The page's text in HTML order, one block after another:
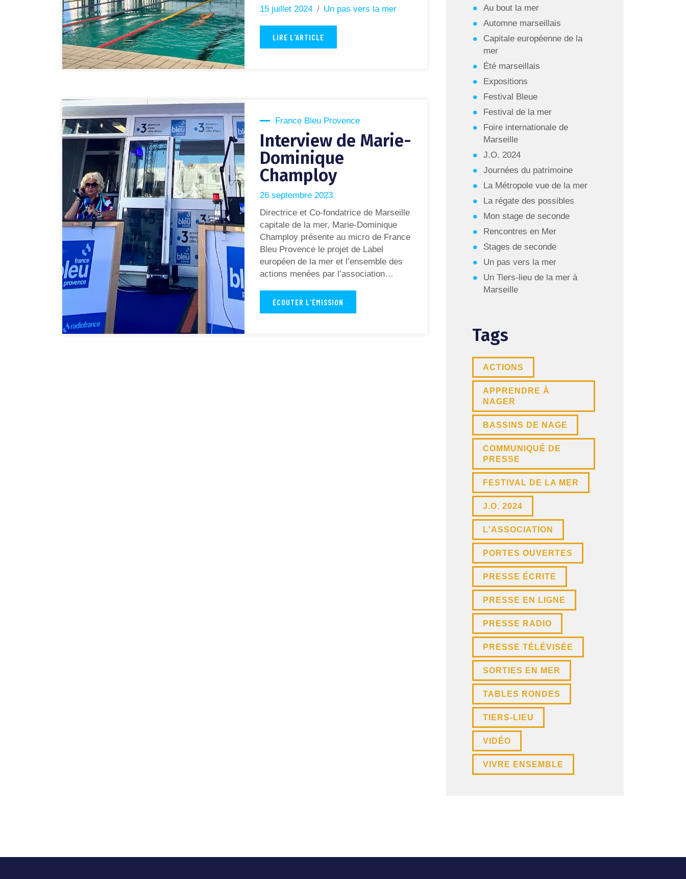
15 juillet 2024 Un pas vers la mer
LIRE L'ARTICLE
France Bleu Provence
Interview de Marie-
Dominique
Champloy
26 septembre 2023
Directrice et Co-fondatrice de Marseille
capitale de la mer, Marie-Dominique
Champloy présente au micro de France
Bleu Provence le projet de Label
européen de la mer et l’ensemble des
actions menées par l’association…
ÉCOUTER L'ÉMISSION
Au bout la mer
Automne marseillais
Capitale européenne de la
mer
Été marseillais
Expositions
Festival Bleue
Festival de la mer
Foire internationale de
Marseille
J.O. 2024
Journées du patrimoine
La Métropole vue de la mer
La régate des possibles
Mon stage de seconde
Rencontres en Mer
Stages de seconde
Un pas vers la mer
Un Tiers-lieu de la mer à
Marseille
Tags
ACTIONS
APPRENDRE À
NAGER
BASSINS DE NAGE
COMMUNIQUÉ DE
PRESSE
FESTIVAL DE LA MER
J.O. 2024
L'ASSOCIATION
PORTES OUVERTES
PRESSE ÉCRITE
PRESSE EN LIGNE
PRESSE RADIO
PRESSE TÉLÉVISÉE
SORTIES EN MER
TABLES RONDES
TIERS-LIEU
VIDÉO
VIVRE ENSEMBLE